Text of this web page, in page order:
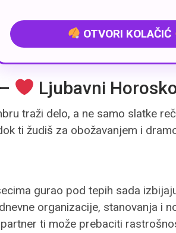
OTVORI KOLAČIĆ
– Ljubavni
traži delo, a ne samo slatke
ti žudiš za obožavanjem i
gurao pod tepih sada
organizacije, stanovanja i
ti može prebaciti